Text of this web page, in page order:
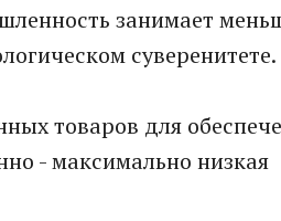
занимает
суверенитете.
товаров для
- максимально низкая